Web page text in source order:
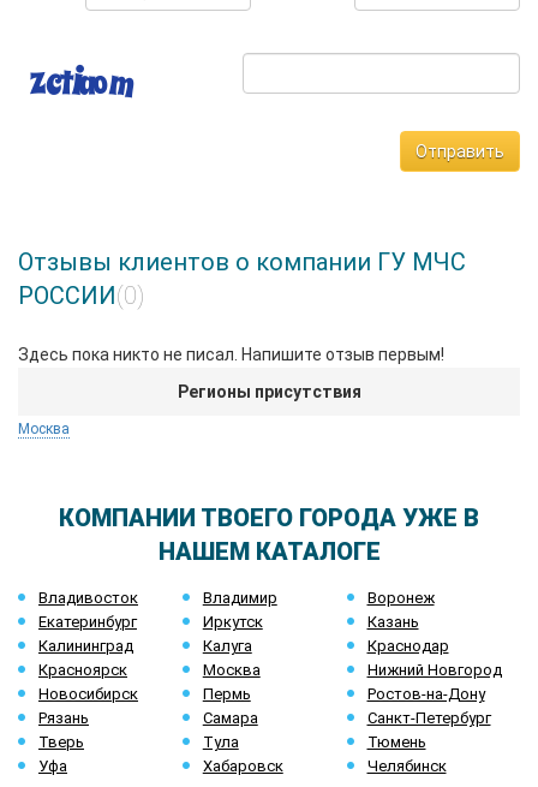
Отправить
Отзывы клиентов о компании ГУ МЧС
РОССИИ(0)
Здесь пока никто не писал. Напишите отзыв первым!
Регионы присутствия
Москва
КОМПАНИИ ТВОЕГО ГОРОДА УЖЕ В
НАШЕМ КАТАЛОГЕ
Владивосток Владимир
Воронеж
Екатеринбург
Иркутск
Казань
Калининград
Калуга
Краснодар
Красноярск
Москва
Нижний Новгород
Новосибирск
Пермь
Ростов-на-Дону
Рязань
Самара
Санкт-Петербург
Тверь
Тула
Тюмень
Уфа
Хабаровск Челябинск